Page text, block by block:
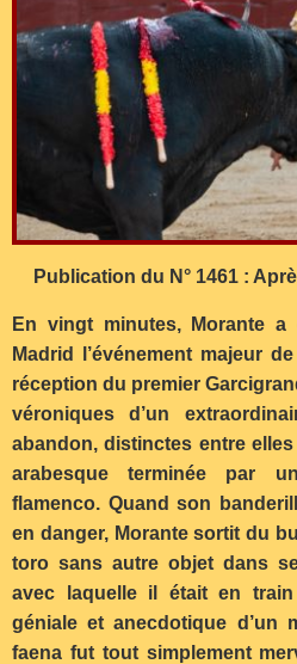
Publication du N° 1461 :
En vingt minutes, Morante
Madrid l’événement majeur
réception du premier
véroniques d’un
abandon, distinctes entre
arabesque terminée par
flamenco. Quand son
en danger, Morante sortit du
toro sans autre objet dans
avec laquelle il était en
géniale et anecdotique d’un
faena fut tout simplement